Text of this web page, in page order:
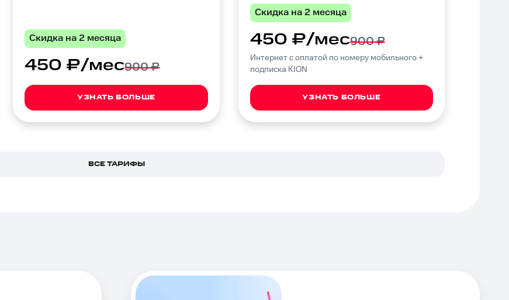
Скидка на 2 месяца
450 ₽/мес900 ₽
УЗНАТЬ БОЛЬШЕ
Скидка на 2 месяца
450 ₽/мес900 ₽
Интернет с оплатой по номеру мобильного +
подписка KION
УЗНАТЬ БОЛЬШЕ
ВСЕ ТАРИФЫ